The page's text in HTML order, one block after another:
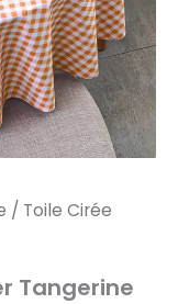
/ Toile Cirée
Tangerine